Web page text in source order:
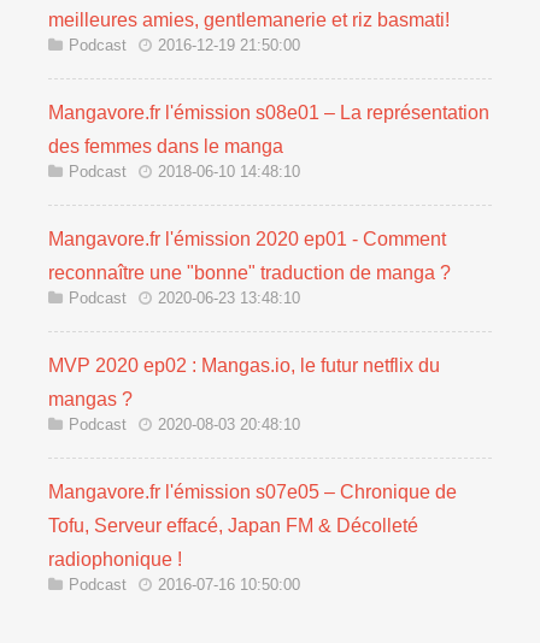
meilleures amies, gentlemanerie et riz basmati!
Podcast 2016-12-19 21:50:00
Mangavore.fr l'émission s08e01 – La représentation
des femmes dans le manga
Podcast 2018-06-10 14:48:10
Mangavore.fr l'émission 2020 ep01 - Comment
reconnaître une "bonne" traduction de manga ?
Podcast 2020-06-23 13:48:10
MVP 2020 ep02 : Mangas.io, le futur netflix du
mangas ?
Podcast 2020-08-03 20:48:10
Mangavore.fr l'émission s07e05 – Chronique de
Tofu, Serveur effacé, Japan FM & Décolleté
radiophonique !
Podcast 2016-07-16 10:50:00